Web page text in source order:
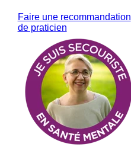
Faire une recommandation
de praticien